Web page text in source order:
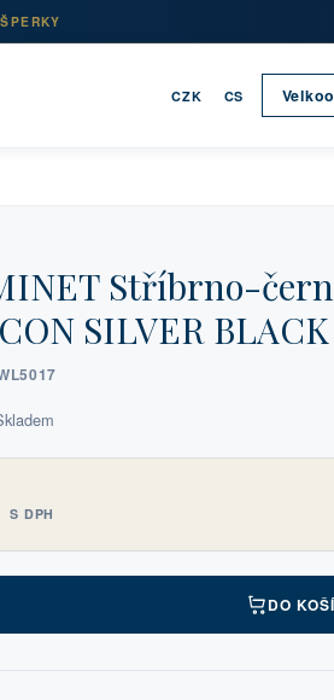
CZK CS
Stříbrno-
SILVER
S DPH
DO